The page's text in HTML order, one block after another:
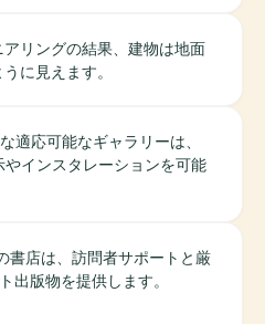
リングの結果、建物は地面
に見えます。
適応可能なギャラリーは、
やインスタレーションを可能
書店は、訪問者サポートと厳
出版物を提供します。